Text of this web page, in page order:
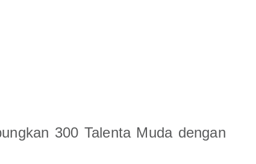
300 Talenta Muda dengan